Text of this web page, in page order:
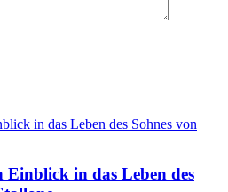
Einblick in das Leben des